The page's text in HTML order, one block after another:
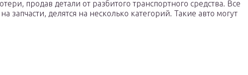
продав детали от разбитого транспортного средства. Все
запчасти, делятся на несколько категорий. Такие авто могут